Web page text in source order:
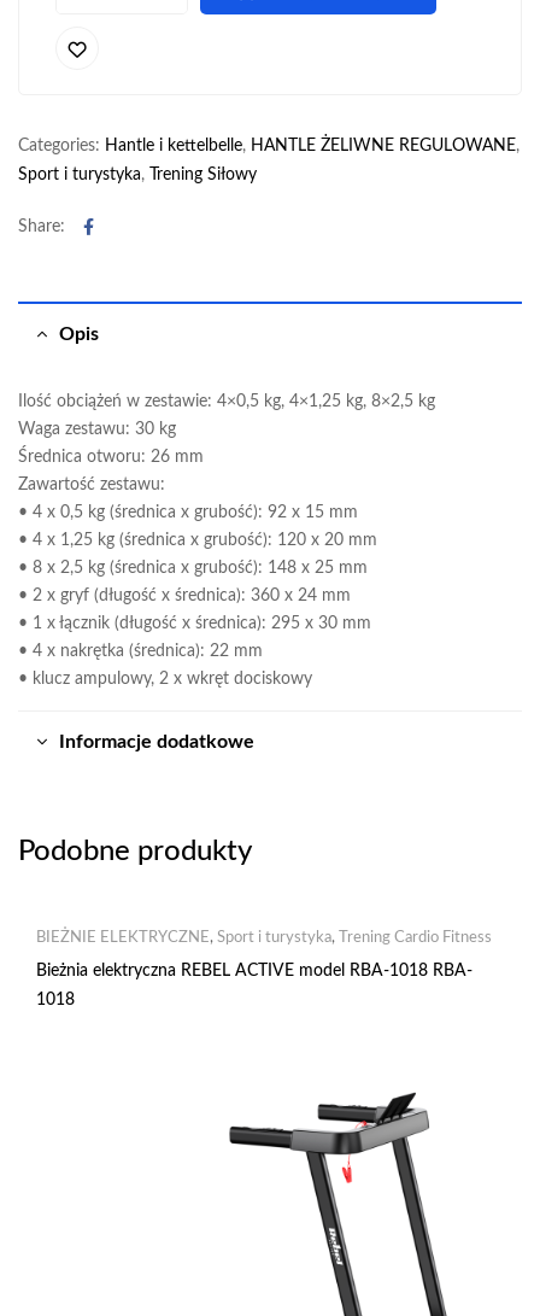
Categories: Hantle i kettelbelle, HANTLE ŻELIWNE REGULOWANE,
Sport i turystyka, Trening Siłowy
Share: Facebook
Opis
Ilość obciążeń w zestawie: 4×0,5 kg, 4×1,25 kg, 8×2,5 kg
Waga zestawu: 30 kg
Średnica otworu: 26 mm
Zawartość zestawu:
• 4 x 0,5 kg (średnica x grubość): 92 x 15 mm
• 4 x 1,25 kg (średnica x grubość): 120 x 20 mm
• 8 x 2,5 kg (średnica x grubość): 148 x 25 mm
• 2 x gryf (długość x średnica): 360 x 24 mm
• 1 x łącznik (długość x średnica): 295 x 30 mm
• 4 x nakrętka (średnica): 22 mm
• klucz ampulowy, 2 x wkręt dociskowy
Informacje dodatkowe
Podobne produkty
BIEŻNIE ELEKTRYCZNE, Sport i turystyka, Trening Cardio Fitness
Bieżnia elektryczna REBEL ACTIVE model RBA-1018 RBA-
1018